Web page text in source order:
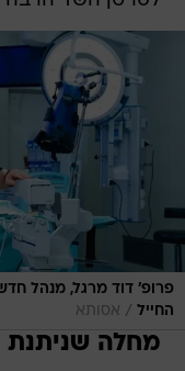
פרופ' דוד מרגל, מנהל
החייל / אסותא
מחלה שניתנת